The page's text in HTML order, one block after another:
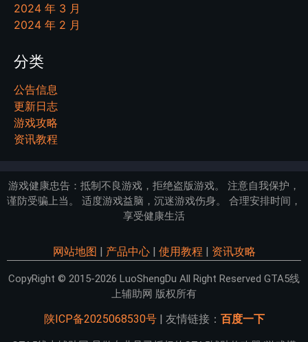
2024 年 3 月
2024 年 2 月
分类
公告信息
更新日志
游戏攻略
资讯教程
游戏健康忠告：抵制不良游戏，拒绝盗版游戏。 注意自我保护，
谨防受骗上当。 适度游戏益脑，沉迷游戏伤身。 合理安排时间，
享受健康生活
网站地图 | 产品中心| 使用教程 | 资讯攻略
CopyRight © 2015-2026 LuoShengDu All Right Reserved GTA5线
上辅助网 版权所有
陕ICP备2025068530号| 友情链接： 百度一下